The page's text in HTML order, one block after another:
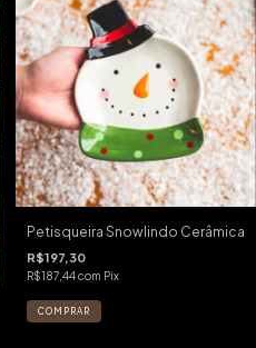
Petisqueira Snowlindo Cerâmica
R$197,30
R$187,44com Pix